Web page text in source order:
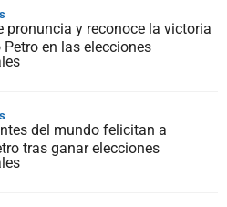
pronuncia y reconoce la victoria
Petro en las elecciones
del mundo felicitan a
tras ganar elecciones